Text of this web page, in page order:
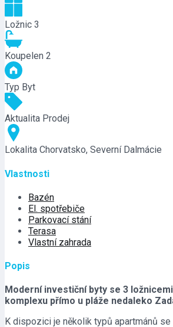
Ložnic 3
Koupelen 2
Typ Byt
Aktualita Prodej
Lokalita Chorvatsko, Severní Dalmácie
Vlastnosti
Bazén
El. spotřebiče
Parkovací stání
Terasa
Vlastní zahrada
Popis
Moderní investiční byty se 3
komplexu přímo u pláže nedaleko
K dispozici je několik typů apartmánů